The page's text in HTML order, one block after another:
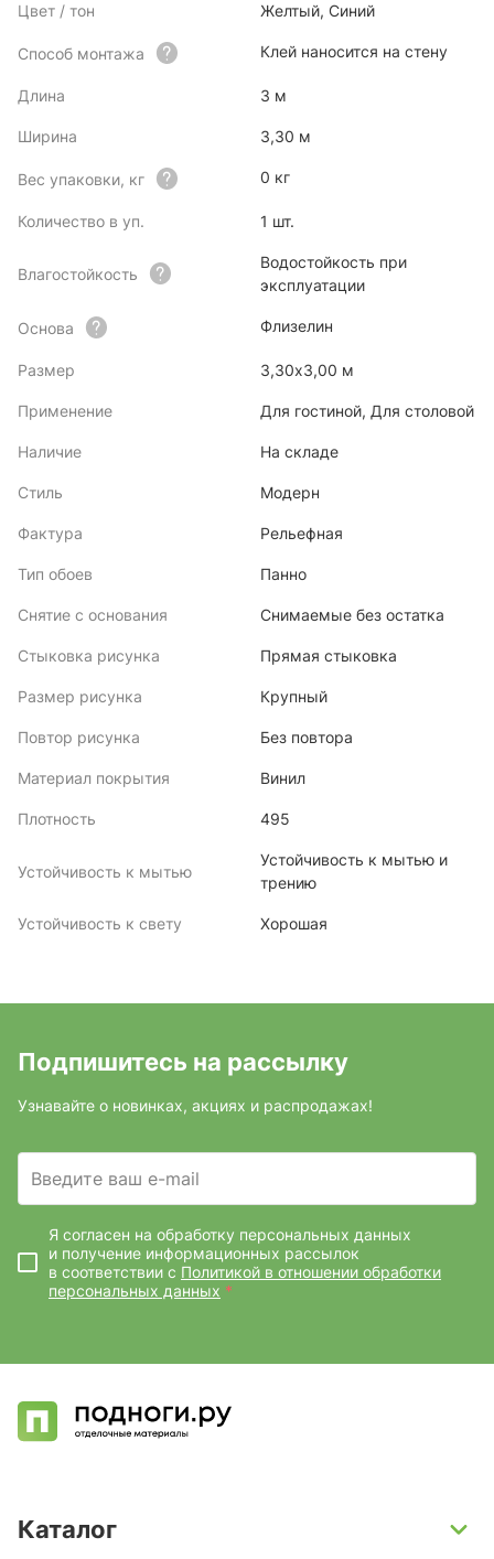
Цвет / тон Желтый, Синий
Способ монтажа Клей наносится на стену
Длина 3 м
Ширина 3,30 м
Вес упаковки, кг 0 кг
Количество в уп. 1 шт.
Влагостойкость
Водостойкость при
эксплуатации
Основа Флизелин
Размер 3,30x3,00 м
Применение Для гостиной, Для столовой
Наличие На складе
Стиль Модерн
Фактура Рельефная
Тип обоев Панно
Снятие с основания Снимаемые без остатка
Стыковка рисунка Прямая стыковка
Размер рисунка Крупный
Повтор рисунка Без повтора
Материал покрытия Винил
Плотность 495
Устойчивость к мытью
Устойчивость к мытью и
трению
Устойчивость к свету Хорошая
Подпишитесь на рассылку
Узнавайте о новинках, акциях и распродажах!
Введите ваш e-mail
Я согласен на обработку персональных данных
и получение информационных рассылок
в соответствии с Политикой в отношении обработки
персональных данных *
Каталог